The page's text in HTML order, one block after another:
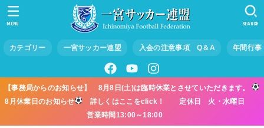
カテゴリー 一宮サッカー連盟 入会の注意事項 Q＆A 年間行事
SEARCH
MENU
【事務局からのお知らせ】 8月8日(土)は臨時休業とさせていただきます。
8月休業日のお知らせ
詳しくはここをclick！ 定休日 火・水曜日
営業時間13:00～18:00